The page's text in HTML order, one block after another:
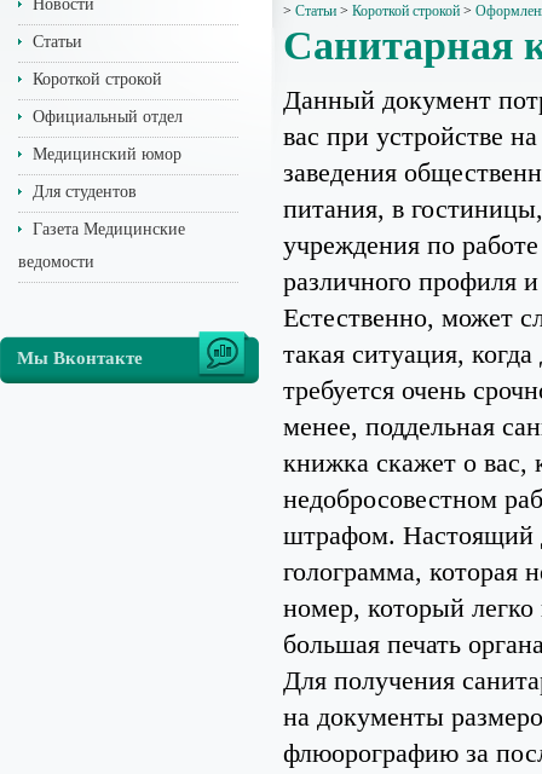
Новости
Статьи
Короткой строкой
Официальный отдел
Медицинский юмор
Для студентов
Газета Медицинские
ведомости
Мы Вконтакте
> Статьи > Короткой строкой >
Санитарная
Данный документ
вас при устройстве
заведения
питания, в
учреждения по
различного профиля
Естественно, может
такая ситуация,
требуется очень
менее, поддельная
книжка скажет о вас,
недобросовестном
штрафом. Настоящий
голограмма, которая
номер, который
большая печать
Для получения
на документы
флюорографию за